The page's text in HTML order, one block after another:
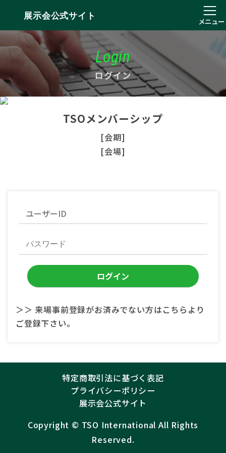
展示会公式サイト
メニュー
Login
ログイン
TSOメンバーシップ
[会期]
[会場]
＞＞ 来場事前登録がお済みでない方はこちらより
ご登録下さい。
特定商取引法に基づく表記
プライバシーポリシー
展示会公式サイト
Copyright ©︎ TSO International All Rights
Reserved.